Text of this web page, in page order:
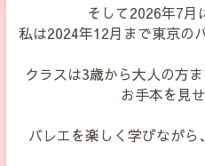
そして2026年7月
私は2024年12月まで東京の
クラスは3歳から大人の方
お手本を見
バレエを楽しく学びなが